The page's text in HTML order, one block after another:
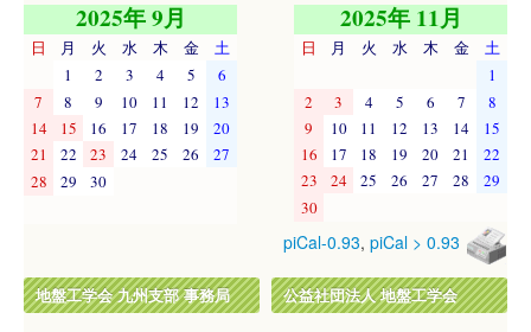
2025年 9月
日 月 火 水 木 金
土
1
2 3 4 5
6
7
8 9 10 11 12
13
14
15 16 17 18 19
20
21
22 23 24 25 26
27
28
29 30
2025年 11月
日 月 火 水 木 金
土
1
2
3 4 5 6 7
8
9
10 11 12 13 14
15
16
17 18 19 20 21
22
23
24 25 26 27 28
29
30
piCal-0.93, piCal > 0.93
地盤工学会 九州支部 事務局 公益社団法人 地盤工学会